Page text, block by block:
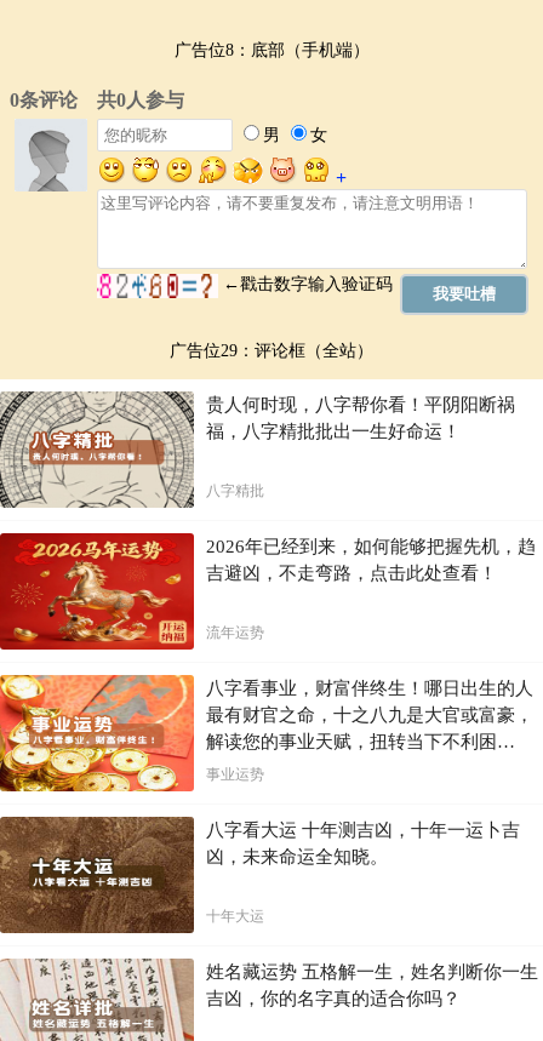
广告位8：底部（手机端）
广告位29：评论框（全站）
贵人何时现，八字帮你看！平阴阳断祸
福，八字精批批出一生好命运！
八字精批
2026年已经到来，如何能够把握先机，趋
吉避凶，不走弯路，点击此处查看！
流年运势
八字看事业，财富伴终生！哪日出生的人
最有财官之命，十之八九是大官或富豪，
解读您的事业天赋，扭转当下不利困
局！！
事业运势
八字看大运 十年测吉凶，十年一运卜吉
凶，未来命运全知晓。
十年大运
姓名藏运势 五格解一生，姓名判断你一生
吉凶，你的名字真的适合你吗？